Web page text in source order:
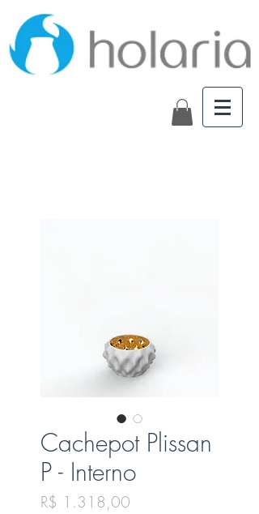
Cachepot Plissan
P - Interno
R$ 1.318,00